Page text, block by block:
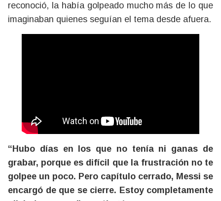
reconoció, la había golpeado mucho más de lo que
imaginaban quienes seguían el tema desde afuera.
“Hubo días en los que no tenía ni ganas de
grabar, porque es difícil que la frustración no te
golpee un poco. Pero capítulo cerrado, Messi se
encargó de que se cierre. Estoy completamente